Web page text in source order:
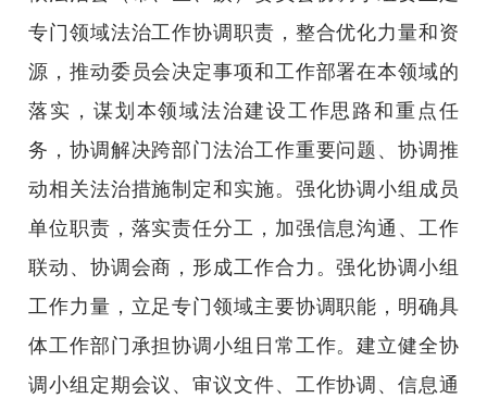
专门领域法治工作协调职责，整合优化力量和资
源，推动委员会决定事项和工作部署在本领域的
落实，谋划本领域法治建设工作思路和重点任
务，协调解决跨部门法治工作重要问题、协调推
动相关法治措施制定和实施。强化协调小组成员
单位职责，落实责任分工，加强信息沟通、工作
联动、协调会商，形成工作合力。强化协调小组
工作力量，立足专门领域主要协调职能，明确具
体工作部门承担协调小组日常工作。建立健全协
调小组定期会议、审议文件、工作协调、信息通